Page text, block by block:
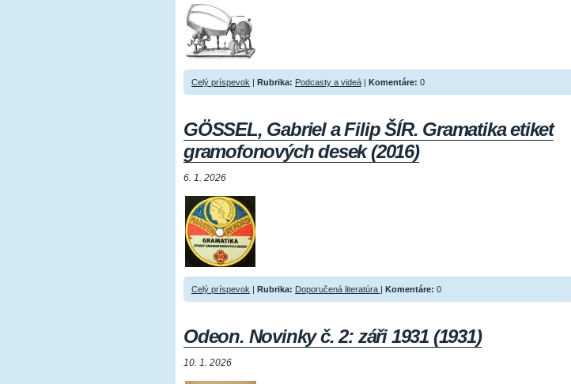
Celý príspevok | Rubrika: Podcasty a videá | Komentáre: 0
GÖSSEL, Gabriel a Filip ŠÍR. Gramatika etiket
gramofonových desek (2016)
6. 1. 2026
Celý príspevok | Rubrika: Doporučená literatúra | Komentáre: 0
Odeon. Novinky č. 2: záři 1931 (1931)
10. 1. 2026